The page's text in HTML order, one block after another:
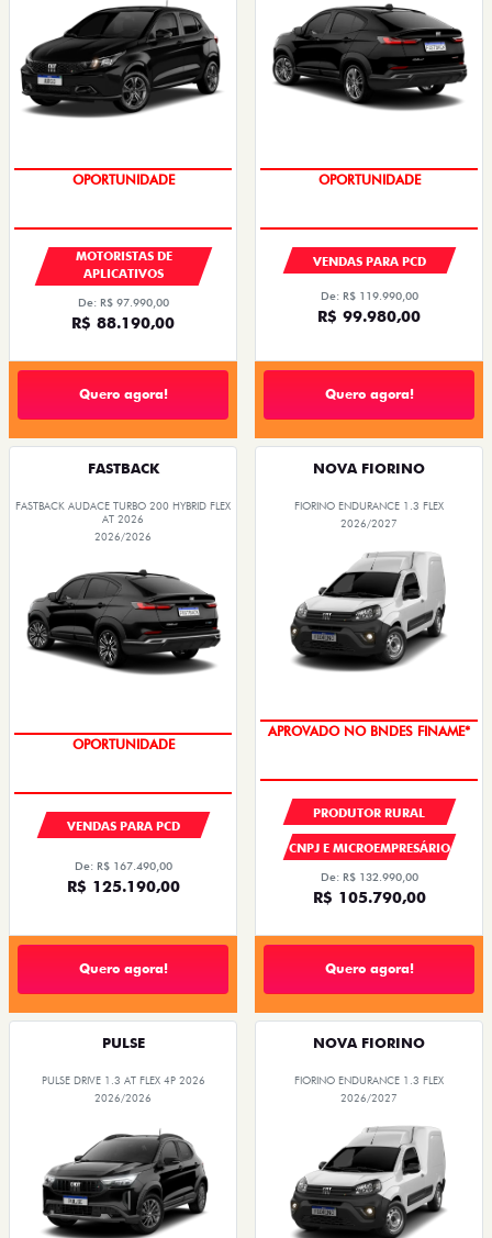
OPORTUNIDADE
MOTORISTAS DE
APLICATIVOS
De: R$ 97.990,00
R$ 88.190,00
Quero agora!
OPORTUNIDADE
VENDAS PARA PCD
De: R$ 119.990,00
R$ 99.980,00
Quero agora!
FASTBACK
FASTBACK AUDACE TURBO 200 HYBRID FLEX
AT 2026
2026/2026
OPORTUNIDADE
VENDAS PARA PCD
De: R$ 167.490,00
R$ 125.190,00
Quero agora!
NOVA FIORINO
FIORINO ENDURANCE 1.3 FLEX
2026/2027
APROVADO NO BNDES FINAME*
PRODUTOR RURAL
CNPJ E MICROEMPRESÁRIO
De: R$ 132.990,00
R$ 105.790,00
Quero agora!
PULSE
PULSE DRIVE 1.3 AT FLEX 4P 2026
2026/2026
NOVA FIORINO
FIORINO ENDURANCE 1.3 FLEX
2026/2027